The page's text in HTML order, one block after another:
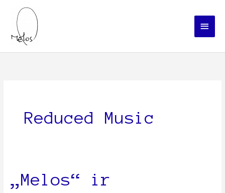
content
Menu
Reduced Music
„Melos“ ir
„Melos“
ir